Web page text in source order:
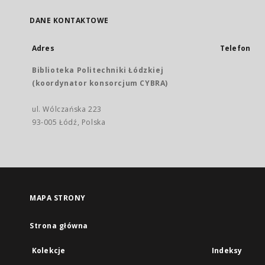
DANE KONTAKTOWE
Adres
Biblioteka Politechniki Łódzkiej
(koordynator konsorcjum CYBRA)
ul. Wólczańska 223
93-005 Łódź, Polska
Telefon
MAPA STRONY
Strona główna
Kolekcje Indeksy